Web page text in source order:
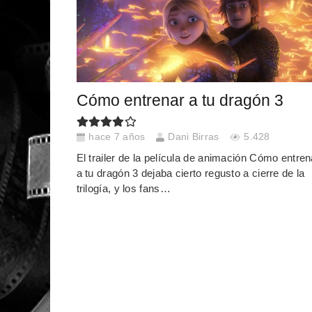
Cómo entrenar a tu dragón 3
hace 7 años Dani Birras 5.428
El trailer de la película de animación Cómo
a tu dragón 3 dejaba cierto regusto a cierre de la
trilogía, y los fans…